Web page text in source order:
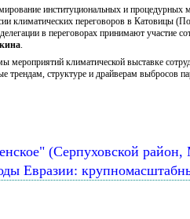
институциональных и процедурных
климатических переговоров в Катовицы
в переговорах принимают
.
мероприятий климатической выставке
трендам, структуре и драйверам выбросов
(Серпуховской
Евразии: